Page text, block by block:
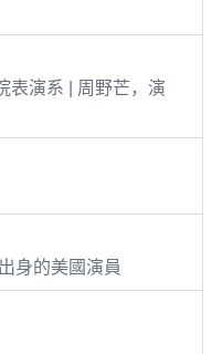
表演系 | 周野芒，演
身的美國演員